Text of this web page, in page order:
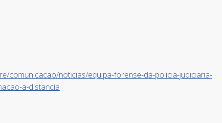
comunicacao/noticias/equipa-forense-da-policia-judiciaria-
a-distancia